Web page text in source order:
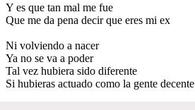
Y es que tan mal me fue
Que me da pena decir que eres mi ex
Ni volviendo a nacer
Ya no se va a poder
Tal vez hubiera sido diferente
Si hubieras actuado como la gente decente